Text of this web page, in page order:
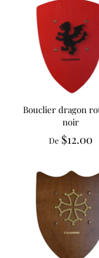
Bouclier dragon
noir
De $12.00